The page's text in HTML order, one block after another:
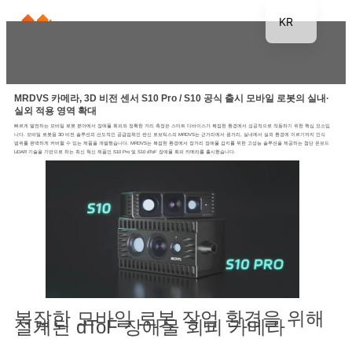
MRDVS 카메라, 3D 비전 센서 S10 Pro / S10 공식 출시 모바일 로봇의 실내·
실외 적용 영역 확대
빠르게 발전하는 모바일 로봇 분야에서 장애물 회피와 정확한 거리 측정은 스마트 디바이스가 복잡한 환경에서 성공적으로 작동하기 위한 핵심 요소입
니다. 모바일 로봇용 3D 비전 솔루션의 선도적인 공급업체인 란신 로보틱스의 MRDVS는 근거리에서 원거리, 실내에서 실외 환경에 이르기까지 인식
범위를 완벽하게 커버할 수 있는 제품을 개발했습니다. MRDVS는 복잡한 환경에서 장거리 장애물 감지를 위한 고성능 솔루션을 제공하는 첨단 온보드
LiDAR 기술을 기반으로 하는 최신 혁신 제품인 S10 Pro 및 S10 dToF 장애물 회피 카메라를 출시했습니다.
복잡한 모바일 로봇 작업 환경을 위해
설계된 dToF 장애물 회피 카메라
KR
EN
DE
FR